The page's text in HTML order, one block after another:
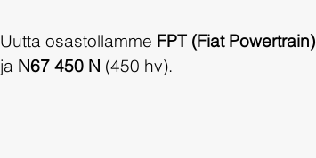
Uutta osastollamme FPT (Fiat Powertrain)
ja N67 450 N (450 hv).